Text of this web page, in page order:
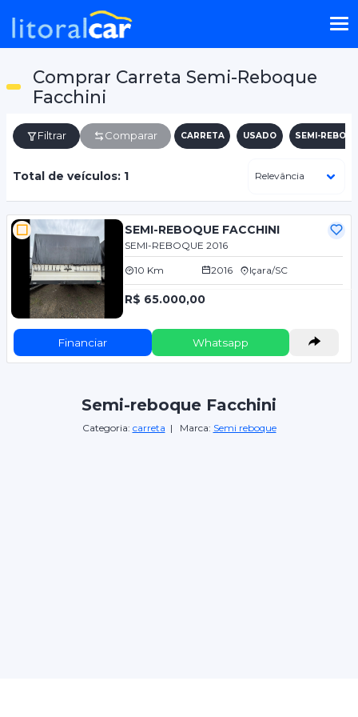
Comprar Carreta Semi-Reboque
Facchini
Filtrar Comparar CARRETA USADO SEMI-
Total de veículos: 1
SEMI-REBOQUE FACCHINI
SEMI-REBOQUE 2016
10 Km 2016 Içara/SC
R$ 65.000,00
Financiar Whatsapp
Semi-reboque Facchini
Categoria: carreta | Marca: Semi reboque